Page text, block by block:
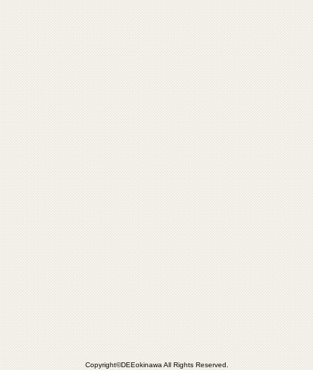
Copyright©DEEokinawa All Rights Reserved.